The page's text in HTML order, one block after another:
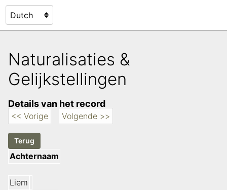
Naturalisaties &
Gelijkstellingen
Details van het record
<< Vorige Volgende >>
Achternaam
Liem